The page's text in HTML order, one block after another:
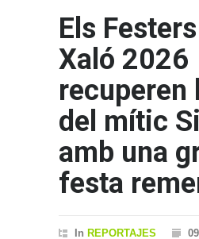
Els
Xaló 2026
recuperen
del mític
amb una
festa
In REPORTAJES